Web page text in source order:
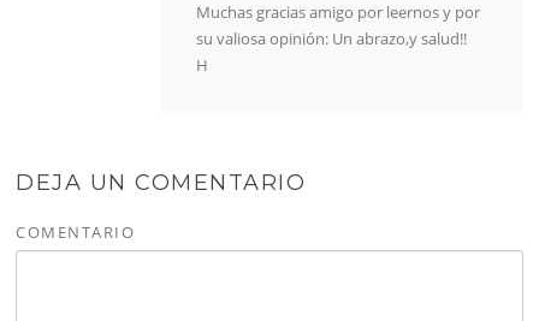
Muchas gracias amigo por leernos y por
su valiosa opinión: Un abrazo,y salud!!
H
DEJA UN COMENTARIO
COMENTARIO